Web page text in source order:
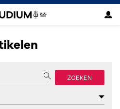
ZOEKEN